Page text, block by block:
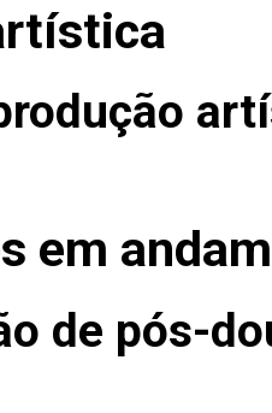
em
de pós-